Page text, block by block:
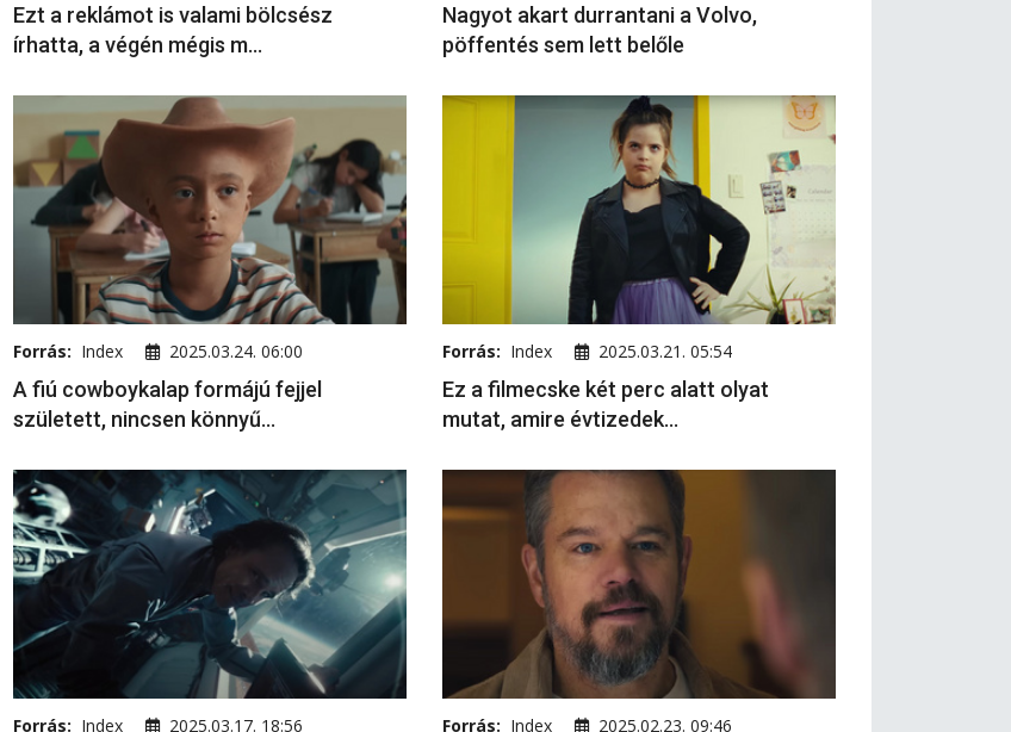
Ezt a reklámot is valami bölcsész
írhatta, a végén mégis m...
Nagyot akart durrantani a Volvo,
pöffentés sem lett belőle
Forrás: Index 2025.03.24. 06:00
A fiú cowboykalap formájú fejjel
született, nincsen könnyű...
Forrás: Index 2025.03.21. 05:54
Ez a filmecske két perc alatt olyat
mutat, amire évtizedek...
Forrás: Index 2025.03.17. 18:56 Forrás: Index 2025.02.23. 09:46